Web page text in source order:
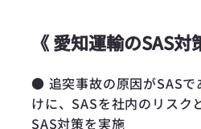
《 愛知運輸のSAS対
● 追突事故の原因がSASで
けに、SASを社内のリスク
SAS対策を実施